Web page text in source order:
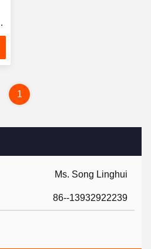
Ms. Song Linghui
86--13932922239
1